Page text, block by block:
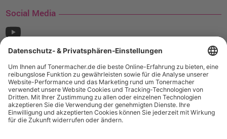
Social Media
¹ Nur gültig für den Versand innerhalb Deutschlands. Befindet sich ein Warenwert
von mindestens 35€ (inkl. Mwst.) an Ampertec Artikeln in Ihrem Warenkorb, ist der
Versand für Sie kostenfrei.